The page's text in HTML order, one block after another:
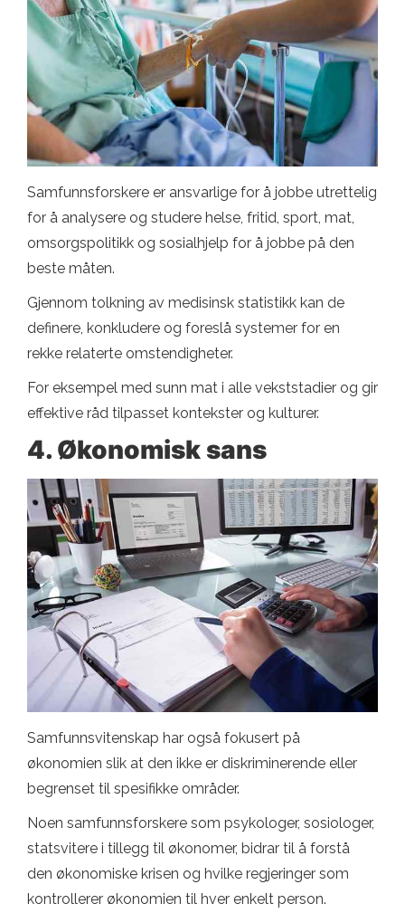
Samfunnsforskere er ansvarlige for å jobbe utrettelig
for å analysere og studere helse, fritid, sport, mat,
omsorgspolitikk og sosialhjelp for å jobbe på den
beste måten.
Gjennom tolkning av medisinsk statistikk kan de
definere, konkludere og foreslå systemer for en
rekke relaterte omstendigheter.
For eksempel med sunn mat i alle vekststadier og gir
effektive råd tilpasset kontekster og kulturer.
4. Økonomisk sans
Samfunnsvitenskap har også fokusert på
økonomien slik at den ikke er diskriminerende eller
begrenset til spesifikke områder.
Noen samfunnsforskere som psykologer, sosiologer,
statsvitere i tillegg til økonomer, bidrar til å forstå
den økonomiske krisen og hvilke regjeringer som
kontrollerer økonomien til hver enkelt person.